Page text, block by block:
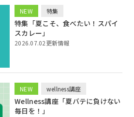
NEW 特集
特集「夏こそ、食べたい！スパイ
スカレー」
2026.07.02更新情報
NEW wellness講座
Wellness講座「夏バテに負けない
毎日を！」